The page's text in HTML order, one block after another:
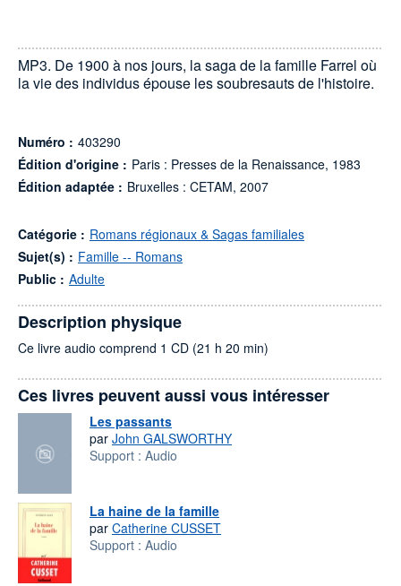
MP3. De 1900 à nos jours, la saga de la famille Farrel où
la vie des individus épouse les soubresauts de l'histoire.
Numéro : 403290
Édition d'origine : Paris : Presses de la Renaissance, 1983
Édition adaptée : Bruxelles : CETAM, 2007
Catégorie : Romans régionaux & Sagas familiales
Sujet(s) : Famille -- Romans
Public : Adulte
Description physique
Ce livre audio comprend 1 CD (21 h 20 min)
Ces livres peuvent aussi vous intéresser
Les passants
par John GALSWORTHY
Support : Audio
La haine de la famille
par Catherine CUSSET
Support : Audio